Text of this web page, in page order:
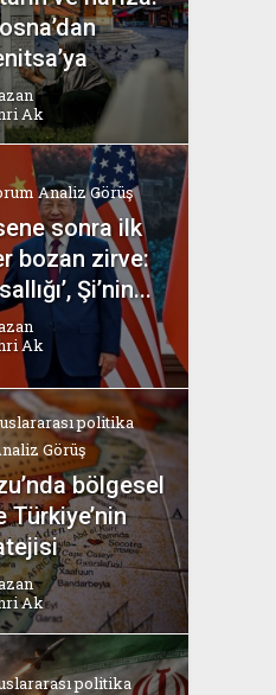
Ak
Analiz Görüş
sonra ilk
bozan zirve:
Şi’nin...
Ak
politika
Görüş
bölgesel
Türkiye’nin
Ak
politika